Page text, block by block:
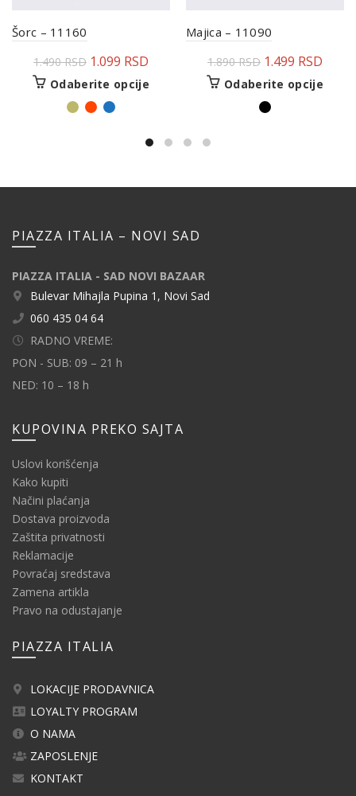
Šorc – 11160
1.490RSD 1.099 RSD
Odaberite opcije
Majica – 11090
1.890RSD 1.499 RSD
Odaberite opcije
PIAZZA ITALIA – NOVI SAD
PIAZZA ITALIA - SAD NOVI BAZAAR
Bulevar Mihajla Pupina 1, Novi Sad
060 435 04 64
RADNO VREME:
PON - SUB: 09 – 21 h
NED: 10 – 18 h
KUPOVINA PREKO SAJTA
Uslovi korišćenja
Kako kupiti
Načini plaćanja
Dostava proizvoda
Zaštita privatnosti
Reklamacije
Povraćaj sredstava
Zamena artikla
Pravo na odustajanje
PIAZZA ITALIA
LOKACIJE PRODAVNICA
LOYALTY PROGRAM
O NAMA
ZAPOSLENJE
KONTAKT